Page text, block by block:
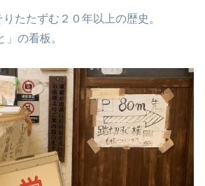
たたずむ２０年以上の歴史。
」の看板。